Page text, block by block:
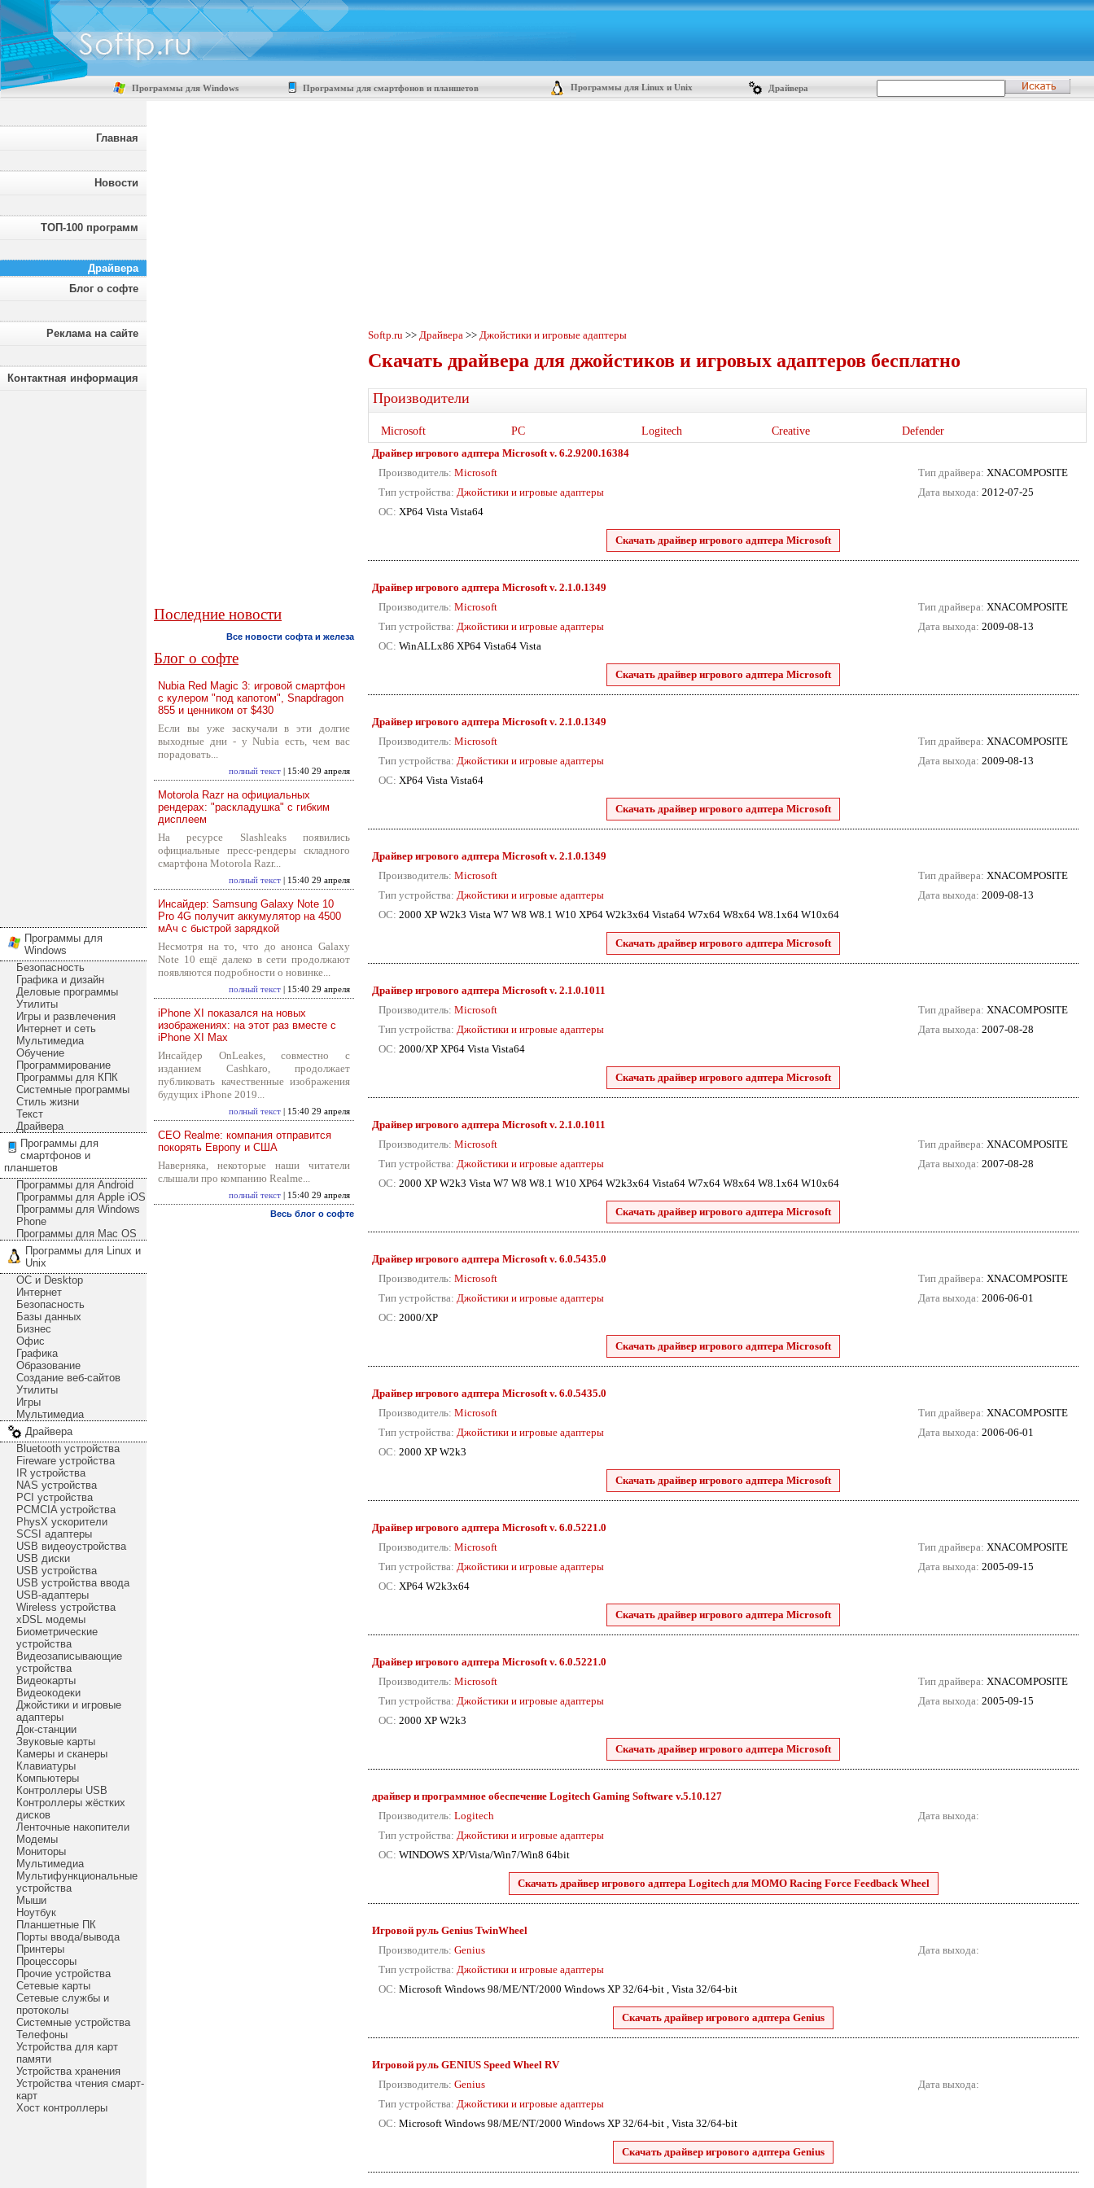
Программы для Windows Программы для смартфонов и планшетов Программы для Linux и Unix Драйвера
Главная
Новости
ТОП-100 программ
Драйвера
Блог о софте
Реклама на сайте
Контактная информация
Программы для
Windows
Безопасность
Графика и дизайн
Деловые программы
Утилиты
Игры и развлечения
Интернет и сеть
Мультимедиа
Обучение
Программирование
Программы для КПК
Системные программы
Стиль жизни
Текст
Драйвера
Программы для
смартфонов и
планшетов
Программы для Android
Программы для Apple iOS
Программы для Windows
Phone
Программы для Mac OS
Программы для Linux и
Unix
ОС и Desktop
Интернет
Безопасность
Базы данных
Бизнес
Офис
Графика
Образование
Создание веб-сайтов
Утилиты
Игры
Мультимедиа
Драйвера
Bluetooth устройства
Fireware устройства
IR устройства
NAS устройства
PCI устройства
PCMCIA устройства
PhysX ускорители
SCSI адаптеры
USB видеоустройства
USB диски
USB устройства
USB устройства ввода
USB-адаптеры
Wireless устройства
xDSL модемы
Биометрические
устройства
Видеозаписывающие
устройства
Видеокарты
Видеокодеки
Джойстики и игровые
адаптеры
Док-станции
Звуковые карты
Камеры и сканеры
Клавиатуры
Компьютеры
Контроллеры USB
Контроллеры жёстких
дисков
Ленточные накопители
Модемы
Мониторы
Мультимедиа
Мультифункциональные
устройства
Мыши
Ноутбук
Планшетные ПК
Порты ввода/вывода
Принтеры
Процессоры
Прочие устройства
Сетевые карты
Сетевые службы и
протоколы
Системные устройства
Телефоны
Устройства для карт
памяти
Устройства хранения
Устройства чтения смарт-
карт
Хост контроллеры
Последние новости
Все новости софта и железа
Блог о софте
Nubia Red Magic 3: игровой смартфон
с кулером "под капотом", Snapdragon
855 и ценником от $430
Если вы уже заскучали в эти долгие
выходные дни - у Nubia есть, чем вас
порадовать...
полный текст | 15:40 29 апреля
Motorola Razr на официальных
рендерах: "раскладушка" с гибким
дисплеем
На ресурсе Slashleaks появились
официальные пресс-рендеры складного
смартфона Motorola Razr...
полный текст | 15:40 29 апреля
Инсайдер: Samsung Galaxy Note 10
Pro 4G получит аккумулятор на 4500
мАч с быстрой зарядкой
Несмотря на то, что до анонса Galaxy
Note 10 ещё далеко в сети продолжают
появляются подробности о новинке...
полный текст | 15:40 29 апреля
iPhone XI показался на новых
изображениях: на этот раз вместе с
iPhone XI Max
Инсайдер OnLeakes, совместно с
изданием Cashkaro, продолжает
публиковать качественные изображения
будущих iPhone 2019...
полный текст | 15:40 29 апреля
CEO Realme: компания отправится
покорять Европу и США
Наверняка, некоторые наши читатели
слышали про компанию Realme...
полный текст | 15:40 29 апреля
Весь блог о софте
Softp.ru >> Драйвера >> Джойстики и игровые адаптеры
Скачать драйвера для джойстиков и игровых адаптеров бесплатно
Производители
Microsoft PC Logitech Creative
Defender
Драйвер игрового адптера Microsoftv. 6.2.9200.16384
Производитель: Microsoft
Тип устройства: Джойстики и игровые адаптеры
ОС: XP64 Vista Vista64
Тип драйвера: XNACOMPOSITE
Дата выхода: 2012-07-25
Скачать драйвер игрового адптера Microsoft
Драйвер игрового адптера Microsoftv. 2.1.0.1349
Производитель: Microsoft
Тип устройства: Джойстики и игровые адаптеры
ОС: WinALLx86 XP64 Vista64 Vista
Тип драйвера: XNACOMPOSITE
Дата выхода: 2009-08-13
Скачать драйвер игрового адптера Microsoft
Драйвер игрового адптера Microsoftv. 2.1.0.1349
Производитель: Microsoft
Тип устройства: Джойстики и игровые адаптеры
ОС: XP64 Vista Vista64
Тип драйвера: XNACOMPOSITE
Дата выхода: 2009-08-13
Скачать драйвер игрового адптера Microsoft
Драйвер игрового адптера Microsoftv. 2.1.0.1349
Производитель: Microsoft
Тип устройства: Джойстики и игровые адаптеры
ОС: 2000 XP W2k3 Vista W7 W8 W8.1 W10 XP64 W2k3x64 Vista64 W7x64 W8x64 W8.1x64 W10x64
Тип драйвера: XNACOMPOSITE
Дата выхода: 2009-08-13
Скачать драйвер игрового адптера Microsoft
Драйвер игрового адптера Microsoftv. 2.1.0.1011
Производитель: Microsoft
Тип устройства: Джойстики и игровые адаптеры
ОС: 2000/XP XP64 Vista Vista64
Тип драйвера: XNACOMPOSITE
Дата выхода: 2007-08-28
Скачать драйвер игрового адптера Microsoft
Драйвер игрового адптера Microsoftv. 2.1.0.1011
Производитель: Microsoft
Тип устройства: Джойстики и игровые адаптеры
ОС: 2000 XP W2k3 Vista W7 W8 W8.1 W10 XP64 W2k3x64 Vista64 W7x64 W8x64 W8.1x64 W10x64
Тип драйвера: XNACOMPOSITE
Дата выхода: 2007-08-28
Скачать драйвер игрового адптера Microsoft
Драйвер игрового адптера Microsoftv. 6.0.5435.0
Производитель: Microsoft
Тип устройства: Джойстики и игровые адаптеры
ОС: 2000/XP
Тип драйвера: XNACOMPOSITE
Дата выхода: 2006-06-01
Скачать драйвер игрового адптера Microsoft
Драйвер игрового адптера Microsoftv. 6.0.5435.0
Производитель: Microsoft
Тип устройства: Джойстики и игровые адаптеры
ОС: 2000 XP W2k3
Тип драйвера: XNACOMPOSITE
Дата выхода: 2006-06-01
Скачать драйвер игрового адптера Microsoft
Драйвер игрового адптера Microsoftv. 6.0.5221.0
Производитель: Microsoft
Тип устройства: Джойстики и игровые адаптеры
ОС: XP64 W2k3x64
Тип драйвера: XNACOMPOSITE
Дата выхода: 2005-09-15
Скачать драйвер игрового адптера Microsoft
Драйвер игрового адптера Microsoftv. 6.0.5221.0
Производитель: Microsoft
Тип устройства: Джойстики и игровые адаптеры
ОС: 2000 XP W2k3
Тип драйвера: XNACOMPOSITE
Дата выхода: 2005-09-15
Скачать драйвер игрового адптера Microsoft
драйвер и программное обеспечение Logitech Gaming Software v.5.10.127
Производитель: Logitech
Тип устройства: Джойстики и игровые адаптеры
ОС: WINDOWS XP/Vista/Win7/Win8 64bit
Дата выхода:
Скачать драйвер игрового адптера Logitech для MOMO Racing Force Feedback Wheel
Игровой руль Genius TwinWheel
Производитель: Genius
Тип устройства: Джойстики и игровые адаптеры
ОС: Microsoft Windows 98/ME/NT/2000 Windows XP 32/64-bit , Vista 32/64-bit
Дата выхода:
Скачать драйвер игрового адптера Genius
Игровой руль GENIUS Speed Wheel RV
Производитель: Genius
Тип устройства: Джойстики и игровые адаптеры
ОС: Microsoft Windows 98/ME/NT/2000 Windows XP 32/64-bit , Vista 32/64-bit
Дата выхода:
Скачать драйвер игрового адптера Genius